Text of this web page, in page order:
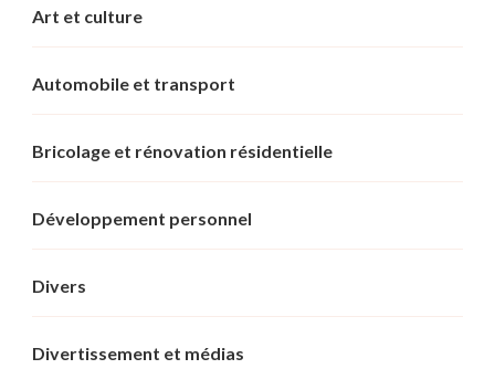
Art et culture
Automobile et transport
Bricolage et rénovation résidentielle
Développement personnel
Divers
Divertissement et médias